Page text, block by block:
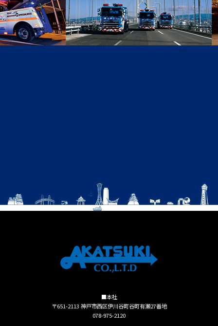
■本社
〒651-2113 神戸市西区伊川谷町谷町有瀬27番地
078-975-2120